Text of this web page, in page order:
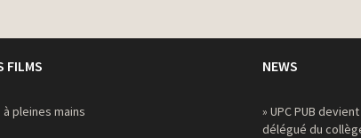
FILMS
à pleines mains
NEWS
» UPC PUB
délégué du